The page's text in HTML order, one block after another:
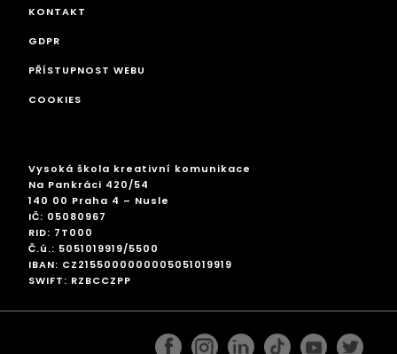
KONTAKT
GDPR
PŘÍSTUPNOST WEBU
COOKIES
Vysoká škola kreativní komunikace
Na Pankráci 420/54
140 00 Praha 4 – Nusle
IČ: 05080967
RID: 7T000
Č.ú.: 5051019919/5500
IBAN: CZ2155000000005051019919
SWIFT: RZBCCZPP
facebookinstagramlinkedingoogleplus
pinterest
twitter